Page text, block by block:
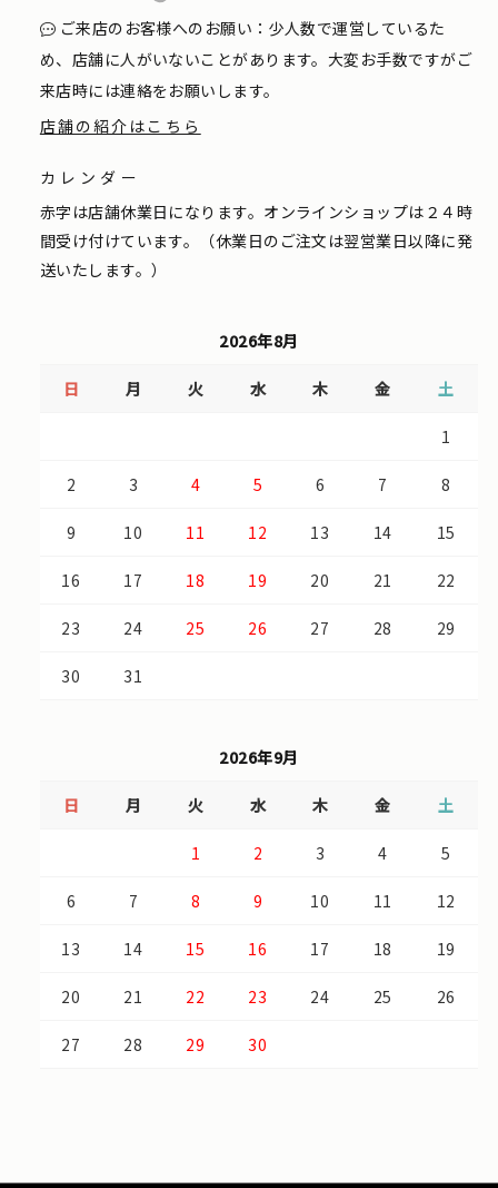
ご来店のお客様へのお願い：少人数で運営しているた
め、店舗に人がいないことがあります。大変お手数ですがご
来店時には連絡をお願いします。
店舗の紹介はこちら
カレンダー
赤字は店舗休業日になります。オンラインショップは２４時
間受け付けています。（休業日のご注文は翌営業日以降に発
送いたします。）
2026年8月
日 月 火 水 木 金 土
1
2 3 4 5 6 7 8
9 10 11 12 13 14 15
16 17 18 19 20 21 22
23 24 25 26 27 28 29
30 31
2026年9月
日 月 火 水 木 金 土
1 2 3 4 5
6 7 8 9 10 11 12
13 14 15 16 17 18 19
20 21 22 23 24 25 26
27 28 29 30